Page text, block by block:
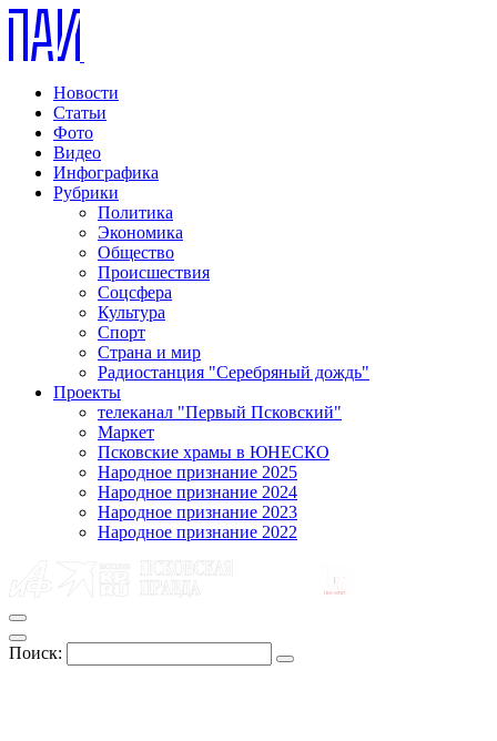
Новости
Статьи
Фото
Видео
Инфографика
Рубрики
Политика
Экономика
Общество
Происшествия
Соцсфера
Культура
Спорт
Страна и мир
Радиостанция "Серебряный дождь"
Проекты
телеканал "Первый Псковский"
Маркет
Псковские храмы в ЮНЕСКО
Народное признание 2025
Народное признание 2024
Народное признание 2023
Народное признание 2022
Поиск: